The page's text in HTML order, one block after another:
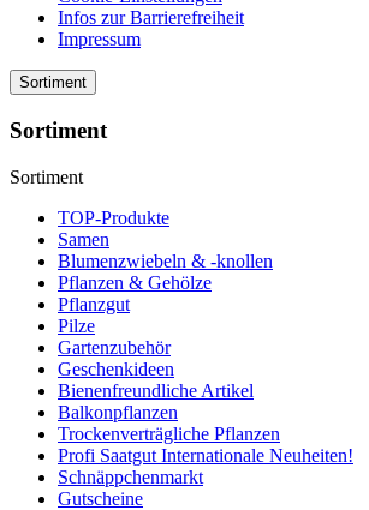
Infos zur Barrierefreiheit
Impressum
Sortiment
Sortiment
Sortiment
TOP-Produkte
Samen
Blumenzwiebeln & -knollen
Pflanzen & Gehölze
Pflanzgut
Pilze
Gartenzubehör
Geschenkideen
Bienenfreundliche Artikel
Balkonpflanzen
Trockenverträgliche Pflanzen
Profi Saatgut Internationale Neuheiten!
Schnäppchenmarkt
Gutscheine